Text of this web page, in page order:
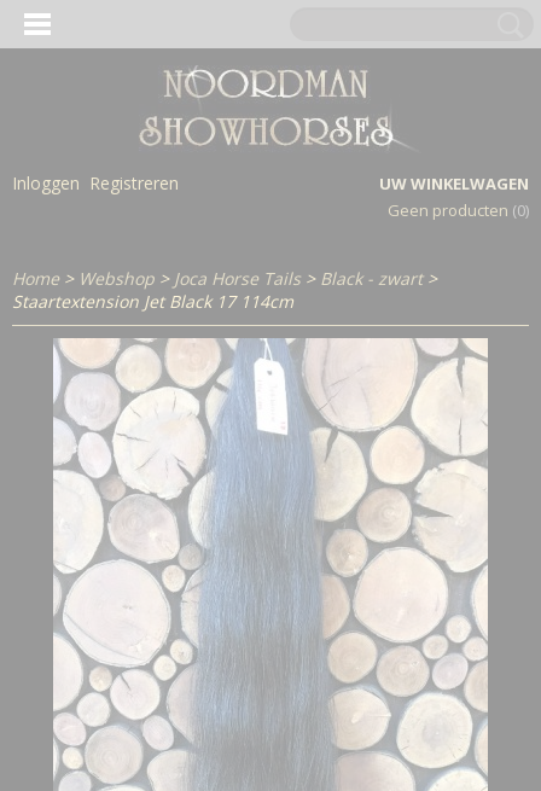
Inloggen Registreren
UW WINKELWAGEN
Geen producten (0)
Home> Webshop > Joca Horse Tails > Black - zwart>
Staartextension Jet Black 17 114cm